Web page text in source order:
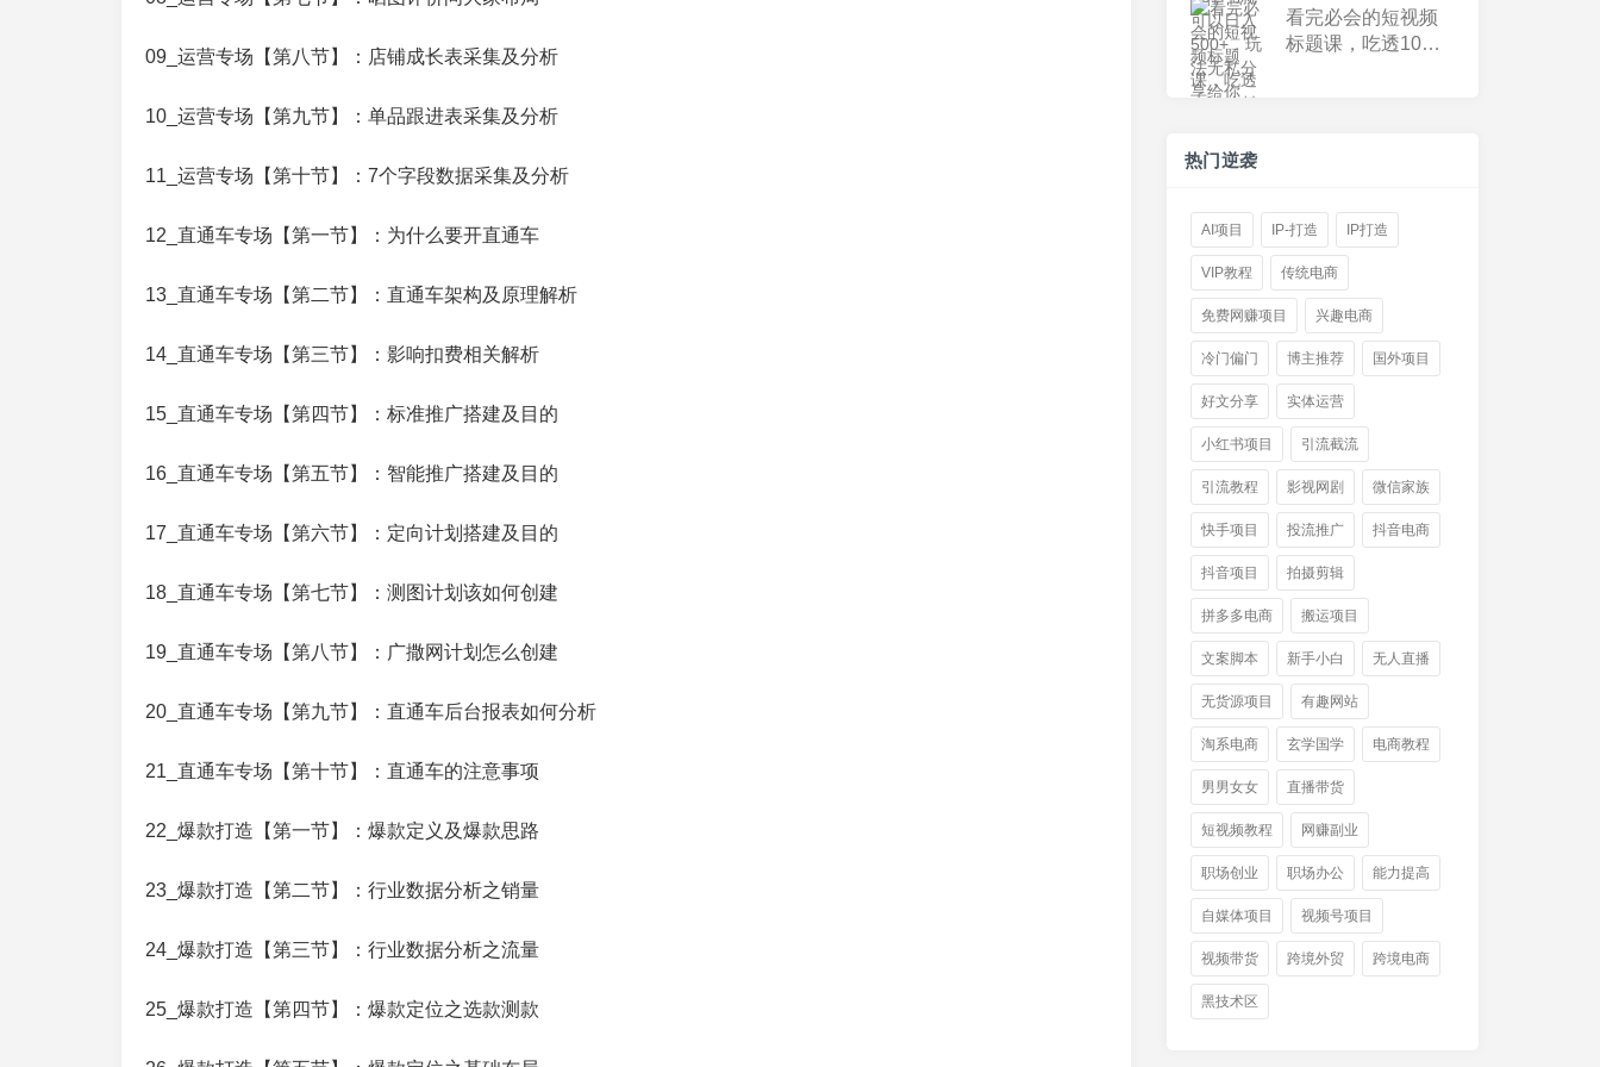
09_运营专场【第八节】：店铺成长表采集及分析
10_运营专场【第九节】：单品跟进表采集及分析
11_运营专场【第十节】：7个字段数据采集及分析
12_直通车专场【第一节】：为什么要开直通车
13_直通车专场【第二节】：直通车架构及原理解析
14_直通车专场【第三节】：影响扣费相关解析
15_直通车专场【第四节】：标准推广搭建及目的
16_直通车专场【第五节】：智能推广搭建及目的
17_直通车专场【第六节】：定向计划搭建及目的
18_直通车专场【第七节】：测图计划该如何创建
19_直通车专场【第八节】：广撒网计划怎么创建
20_直通车专场【第九节】：直通车后台报表如何分析
21_直通车专场【第十节】：直通车的注意事项
22_爆款打造【第一节】：爆款定义及爆款思路
23_爆款打造【第二节】：行业数据分析之销量
24_爆款打造【第三节】：行业数据分析之流量
25_爆款打造【第四节】：爆款定位之选款测款
享给你
看完必会的短视频
标题课，吃透10大
热门逆袭
AI项目 IP-打造 IP打造
VIP教程 传统电商
免费网赚项目 兴趣电商
冷门偏门 博主推荐 国外项目
好文分享 实体运营
小红书项目 引流截流
引流教程 影视网剧 微信家族
快手项目 投流推广 抖音电商
抖音项目 拍摄剪辑
拼多多电商 搬运项目
文案脚本 新手小白 无人直播
无货源项目 有趣网站
淘系电商 玄学国学 电商教程
男男女女 直播带货
短视频教程 网赚副业
职场创业 职场办公 能力提高
自媒体项目 视频号项目
视频带货 跨境外贸 跨境电商
黑技术区